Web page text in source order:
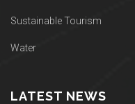
Sustainable Tourism
Water
LATEST NEWS